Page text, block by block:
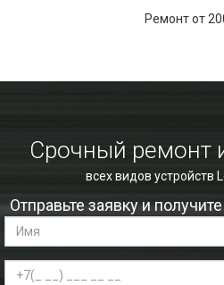
Ремонт от
Срочный ремонт
всех видов устройств
Отправьте заявку и